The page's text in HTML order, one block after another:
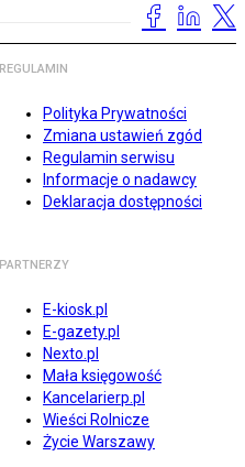
REGULAMIN
Polityka Prywatności
Zmiana ustawień zgód
Regulamin serwisu
Informacje o nadawcy
Deklaracja dostępności
PARTNERZY
E-kiosk.pl
E-gazety.pl
Nexto.pl
Mała księgowość
Kancelarierp.pl
Wieści Rolnicze
Życie Warszawy